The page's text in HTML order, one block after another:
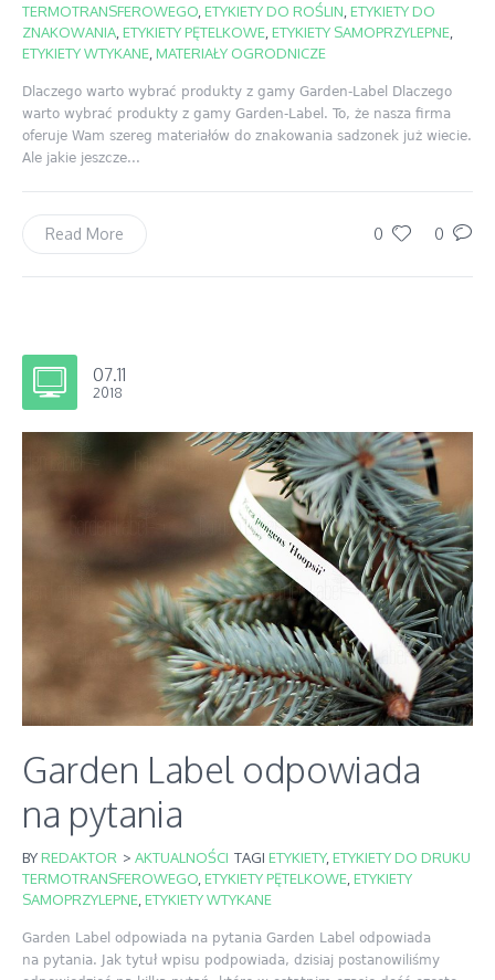
TERMOTRANSFEROWEGO ETYKIETY DO ROŚLIN ETYKIETY DO
ZNAKOWANIA ETYKIETY PĘTELKOWE ETYKIETY SAMOPRZYLEPNE
ETYKIETY WTYKANE MATERIAŁY OGRODNICZE
Dlaczego warto wybrać produkty z gamy Garden-Label Dlaczego
warto wybrać produkty z gamy Garden-Label. To, że nasza firma
oferuje Wam szereg materiałów do znakowania sadzonek już wiecie.
Ale jakie jeszcze...
0 0
Read More
07.11
2018
Garden Label odpowiada
na pytania
BYREDAKTOR > AKTUALNOŚCI TAGI ETYKIETY, ETYKIETY DO DRUKU
TERMOTRANSFEROWEGO ETYKIETY PĘTELKOWE ETYKIETY
SAMOPRZYLEPNE ETYKIETY WTYKANE
Garden Label odpowiada na pytania Garden Label odpowiada
na pytania. Jak tytuł wpisu podpowiada, dzisiaj postanowiliśmy